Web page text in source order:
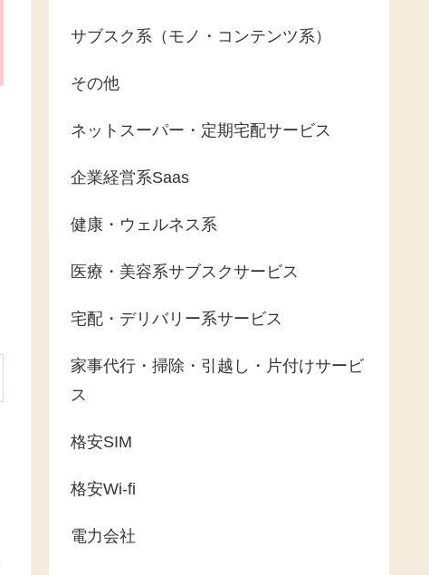
サブスク系（モノ・コンテンツ系）
その他
ネットスーパー・定期宅配サービス
企業経営系Saas
健康・ウェルネス系
医療・美容系サブスクサービス
宅配・デリバリー系サービス
家事代行・掃除・引越し・片付けサービ
ス
格安SIM
格安Wi-fi
電力会社